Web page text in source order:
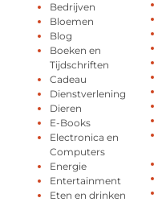
Bedrijven
Bloemen
Blog
Boeken en
Tijdschriften
Cadeau
Dienstverlening
Dieren
E-Books
Electronica en
Computers
Energie
Entertainment
Eten en drinken